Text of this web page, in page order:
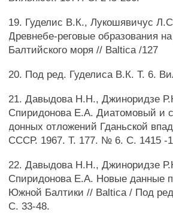
19. Гуделис В.К., Лукошявичус
Древнебе-реговые образования
Балтийского моря // Baltica /127
20. Под ред. Гуделиса В.К. Т. 6.
21. Давыдова Н.Н., Джиноридзе
Спиридонова Е.А. Диатомовый и
донных отложений Гданьской
СССР. 1967. Т. 177. № 6. С. 1415 -
22. Давыдова Н.Н., Джиноридзе
Спиридонова Е.А. Новые данные
Южной Балтики // Baltica / Под
С. 33-48.